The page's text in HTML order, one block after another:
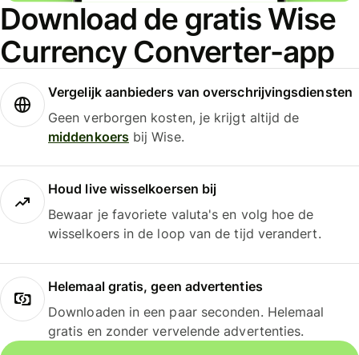
Download de gratis Wise
Currency Converter-app
Vergelijk aanbieders van overschrijvingsdiensten
Geen verborgen kosten, je krijgt altijd de
middenkoersbij Wise.
Houd live wisselkoersen bij
Bewaar je favoriete valuta's en volg hoe de
wisselkoers in de loop van de tijd verandert.
Helemaal gratis, geen advertenties
Downloaden in een paar seconden. Helemaal
gratis en zonder vervelende advertenties.